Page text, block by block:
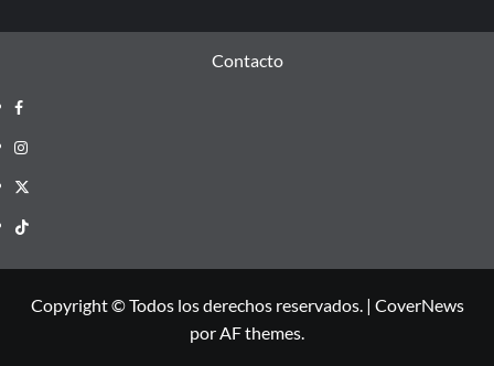
Contacto
Copyright © Todos los derechos reservados. | CoverNews
por AF themes.